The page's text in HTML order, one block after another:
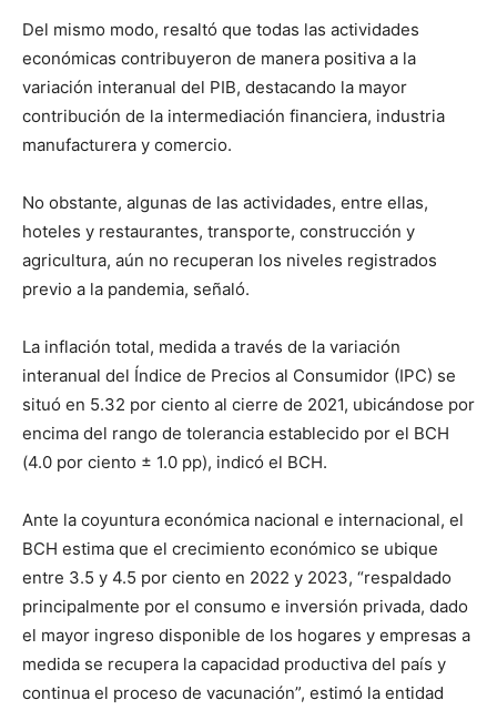
Del mismo modo, resaltó que todas las actividades
económicas contribuyeron de manera positiva a la
variación interanual del PIB, destacando la mayor
contribución de la intermediación financiera, industria
manufacturera y comercio.
No obstante, algunas de las actividades, entre ellas,
hoteles y restaurantes, transporte, construcción y
agricultura, aún no recuperan los niveles registrados
previo a la pandemia, señaló.
La inflación total, medida a través de la variación
interanual del Índice de Precios al Consumidor (IPC) se
situó en 5.32 por ciento al cierre de 2021, ubicándose por
encima del rango de tolerancia establecido por el BCH
(4.0 por ciento ± 1.0 pp), indicó el BCH.
Ante la coyuntura económica nacional e internacional, el
BCH estima que el crecimiento económico se ubique
entre 3.5 y 4.5 por ciento en 2022 y 2023, “respaldado
principalmente por el consumo e inversión privada, dado
el mayor ingreso disponible de los hogares y empresas a
medida se recupera la capacidad productiva del país y
continua el proceso de vacunación”, estimó la entidad